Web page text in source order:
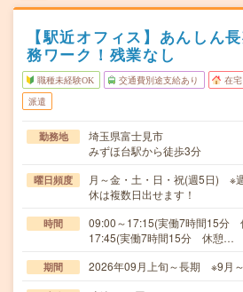
【駅近オフィス】あんしん
務ワーク！残業なし
職種未経験OK 交通費別途支給あり 在宅
派遣
勤務地
埼玉県富士見市
みずほ台駅から徒歩3分
曜日頻度
月～金・土・日・祝(週5日) ※
休は複数日出せます！
時間
09:00～17:15(実働7時間15分
17:45(実働7時間15分 休憩…
期間 2026年09月上旬～長期 ※9月～